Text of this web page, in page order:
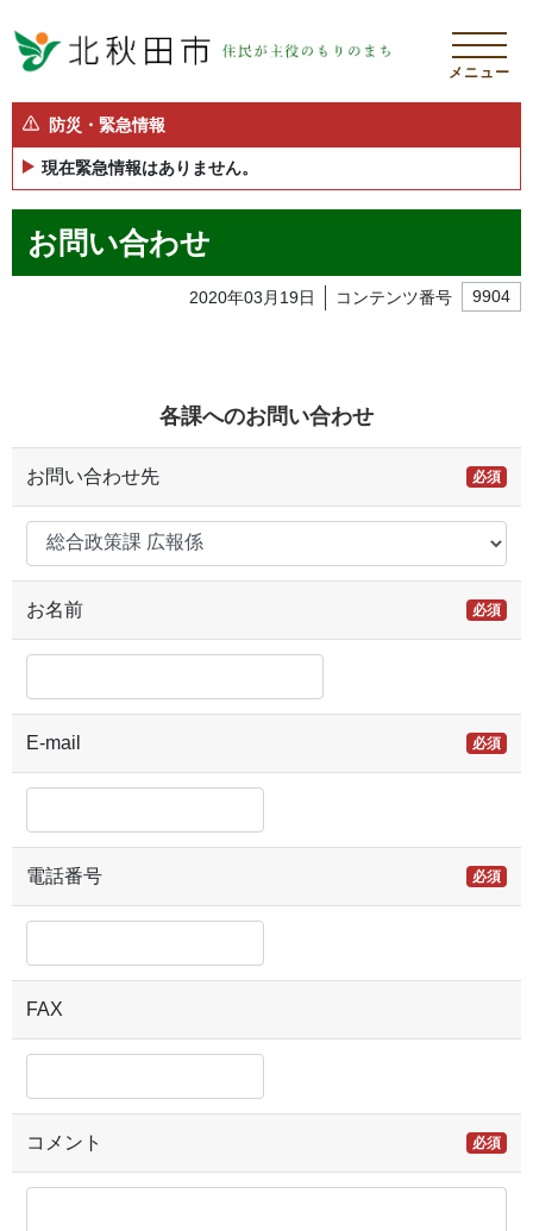
メニュー
防災・緊急情報
現在緊急情報はありません。
お問い合わせ
2020年03月19日 コンテンツ番号 9904
各課へのお問い合わせ
お問い合わせ先 必須
お名前 必須
E-mail 必須
電話番号 必須
FAX
コメント 必須